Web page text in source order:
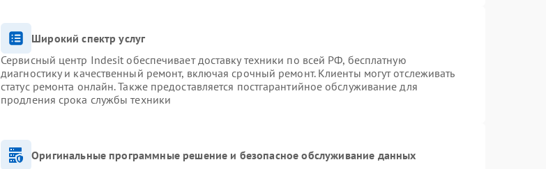
Широкий спектр услуг
Сервисный центр Indesit обеспечивает доставку техники по всей РФ, бесплатную
диагностику и качественный ремонт, включая срочный ремонт. Клиенты могут отслеживать
статус ремонта онлайн. Также предоставляется постгарантийное обслуживание для
продления срока службы техники
Оригинальные программные решение и безопасное обслуживание данных